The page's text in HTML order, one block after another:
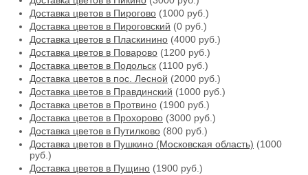
Доставка цветов в Пирогово (1000 руб.)
Доставка цветов в Пироговский (0 руб.)
Доставка цветов в Пласкинино (4000 руб.)
Доставка цветов в Поварово (1200 руб.)
Доставка цветов в Подольск (1100 руб.)
Доставка цветов в пос. Лесной (2000 руб.)
Доставка цветов в Правдинский (1000 руб.)
Доставка цветов в Протвино (1900 руб.)
Доставка цветов в Прохорово (3000 руб.)
Доставка цветов в Путилково (800 руб.)
Доставка цветов в Пушкино (Московская область) (1000
руб.)
Доставка цветов в Пущино (1900 руб.)